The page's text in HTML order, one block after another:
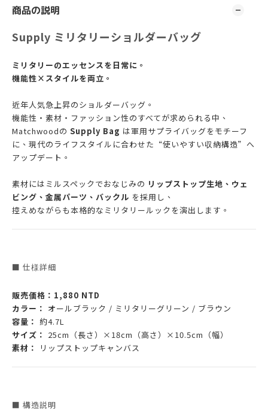
商品の説明
Supply ミリタリーショルダーバッグ
ミリタリーのエッセンスを日常に。
機能性×スタイルを両立。
近年人気急上昇のショルダーバッグ。
機能性・素材・ファッション性のすべてが求められる中、
Matchwoodの Supply Bag は軍用サプライバッグをモチーフ
に、現代のライフスタイルに合わせた“使いやすい収納構造”へ
アップデート。
素材にはミルスペックでおなじみの リップストップ生地、ウェ
ビング、金属パーツ、バックル を採用し、
控えめながらも本格的なミリタリールックを演出します。
■ 仕様詳細
販売価格：1,880 NTD
カラー： オールブラック / ミリタリーグリーン / ブラウン
容量： 約4.7L
サイズ： 25cm（長さ）×18cm（高さ）×10.5cm（幅）
素材：
リップストップキャンバス
■ 構造説明